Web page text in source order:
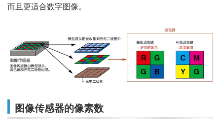
而且更适合数字图像。
图像传感器的像素数